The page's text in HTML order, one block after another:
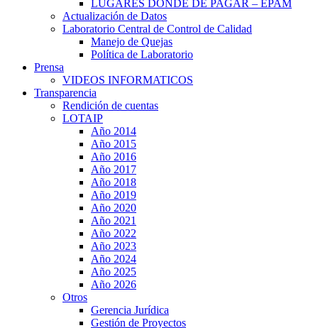
LUGARES DONDE DE PAGAR – EPAM
Actualización de Datos
Laboratorio Central de Control de Calidad
Manejo de Quejas
Política de Laboratorio
Prensa
VIDEOS INFORMATICOS
Transparencia
Rendición de cuentas
LOTAIP
Año 2014
Año 2015
Año 2016
Año 2017
Año 2018
Año 2019
Año 2020
Año 2021
Año 2022
Año 2023
Año 2024
Año 2025
Año 2026
Otros
Gerencia Jurídica
Gestión de Proyectos